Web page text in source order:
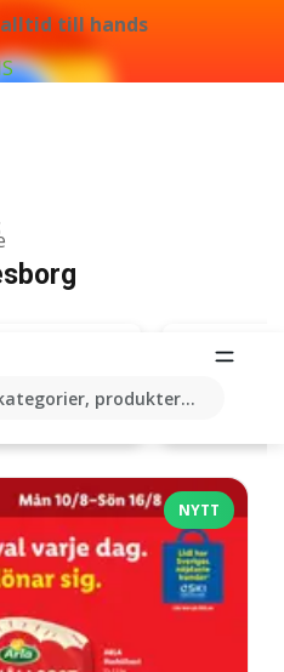
till hands
produkter...
Willys
NYTT